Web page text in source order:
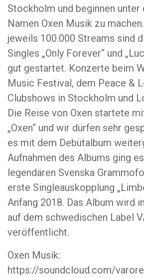
Stockholm und beginnen unter
Namen Oxen Musik zu
jeweils 100.000 Streams sind
Singles „Only Forever“ und
gut gestartet. Konzerte beim
Music Festival, dem Peace &
Clubshows in Stockholm und
Die Reise von Oxen startete
„Oxen“ und wir dürfen sehr
es mit dem Debütalbum
Aufnahmen des Albums ging
legendären Svenska
erste Singleauskopplung
Anfang 2018. Das Album wird
auf dem schwedischen Label
veröffentlicht.
Oxen Musik:
https://soundcloud.com/